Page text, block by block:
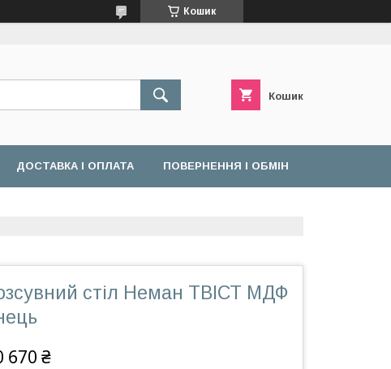
Кошик
Кошик
ДОСТАВКА І ОПЛАТА ПОВЕРНЕННЯ І ОБМІН
стіл Неман ТВІСТ МДФ
670 ₴